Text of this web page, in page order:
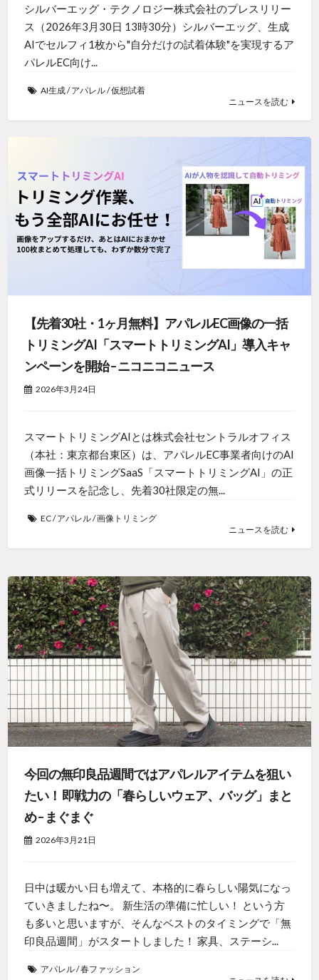
シルバーエッグ・テクノロジー株式会社のプレスリリー
ス（2026年3月30日 13時30分）シルバーエッグ、生成
AIでセルフィ1枚から"自分だけの試着体験"を実現するア
パレルEC向け...
AI生成/アパレル/仮想試着
ニュースを読む
【先着30社・1ヶ月無料】アパレルEC画像の一括
トリミングAI「スマートトリミングAI」導入キャ
ンペーンを開始 – ニコニコニュース
2026年3月24日
スマートトリミングAIとは株式会社セントラルオフィス
（本社：東京都台東区）は、アパレルEC事業者向けのAI
画像一括トリミングSaaS「スマートトリミングAI」の正
式リリースを記念し、先着30社限定の無...
EC/アパレル/画像トリミング
ニュースを読む
今回の無印良品週間ではアパレルアイテムを狙い
たい！ 即戦力の「春らしいウェア、バッグ」まと
め – まぐまぐ
2026年3月21日
日中は暖かい日も増えて、本格的に春らしい陽気になっ
ていきましたね〜。 新生活の準備に忙しい！ という方
も多いと思いますが、そんなベストのタイミングで「無
印良品週間」がスタートしました！ 家具、ステーシ...
アパレル/春ファッション